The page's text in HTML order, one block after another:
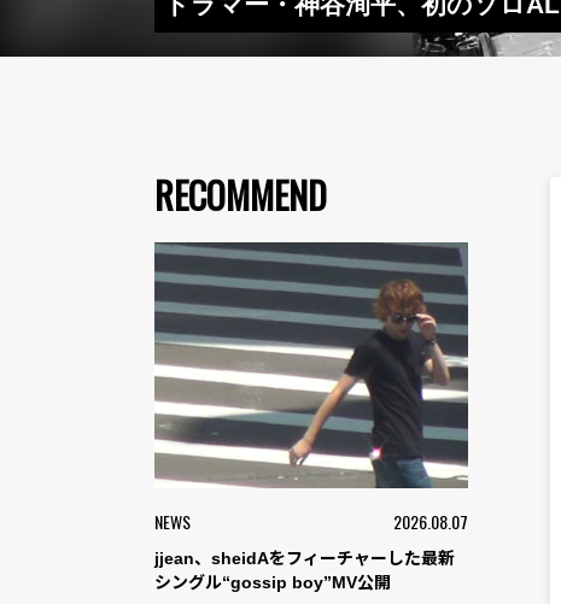
RECOMMEND
NEWS 2026.08.07
jjean、sheidAをフィーチャーした最新
シングル“gossip boy”MV公開